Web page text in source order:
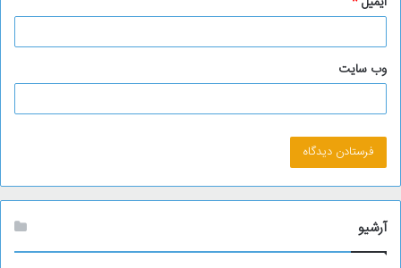
وب‌ سایت
آرشیو